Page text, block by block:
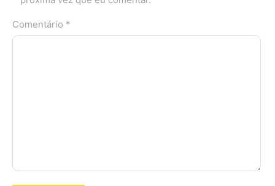
Comentário *